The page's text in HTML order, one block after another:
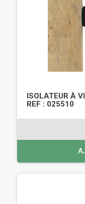
ISOLATEUR À
REF : 025510